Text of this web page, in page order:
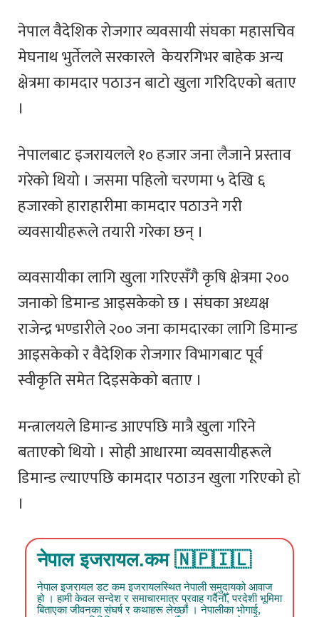
नेपाल वैदेशिक रोजगार व्यवसायी संघका महासचिव
मेघनाथ भुर्तेलले सरकारले केयरगिभर बाहेक अन्य
क्षेत्रमा कामदार पठाउन बाटो खुला गरिदिएको बताए
।
नेपालबाट इजरायलले १० हजार जना लैजाने प्रस्ताव
गरेको थियो । जसमा पहिलो चरणमा ५ देखि ६
हजारको हाराहारीमा कामदार पठाउने गरी
व्यवसायीहरूले तयारी गरेका छन् ।
व्यवसायीका लागि खुला गरिएसँगै कृषि क्षेत्रमा २००
जनाको डिमान्ड आइसकेको छ । संघका अध्यक्ष
राजेन्द्र भण्डारीले २०० जना कामदारका लागि डिमान्ड
आइसकेको र वैदेशिक रोजगार विभागबाट पूर्व
स्वीकृति समेत दिइसकेको बताए ।
मन्त्रालयले डिमान्ड आएपछि मात्रै खुला गरिने
बताएको थियो । सोही आधारमा व्यवसायीहरूले
डिमान्ड ल्याएपछि कामदार पठाउन खुला गरिएको हो
।
नेपाल इजरायल.कम 🇳🇵🇮🇱
नेपाल इजरायल डट कम इजरायलस्थित नेपाली समुदायको आवाज
हो । हामी केवल सन्देश र समाचारमात्र प्रवाह गर्दैनौँ, परदेशी भूमिमा
बिताएका जीवनका संघर्ष र कथाहरू लेख्छौं । नेपालीका भोगाई,